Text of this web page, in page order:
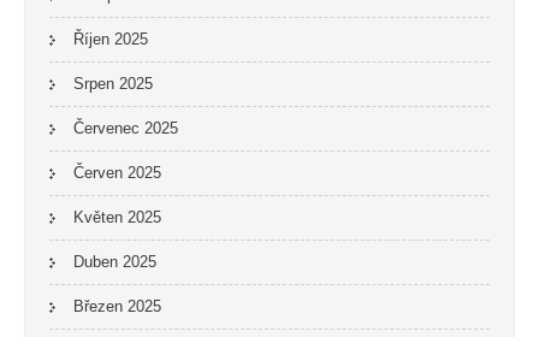
Říjen 2025
Srpen 2025
Červenec 2025
Červen 2025
Květen 2025
Duben 2025
Březen 2025